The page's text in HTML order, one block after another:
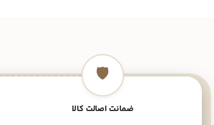
🛡️
ضمانت اصالت کالا